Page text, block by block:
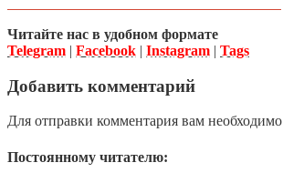
Читайте нас в удобном формате
Telegram | Facebook | Instagram | Tags
Добавить комментарий
Для отправки комментария вам необходимо
Постоянному читателю: